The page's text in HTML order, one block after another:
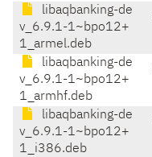
libaqbanking-de
v_6.9.1-1~bpo12+
1_armel.deb
libaqbanking-de
v_6.9.1-1~bpo12+
1_armhf.deb
libaqbanking-de
v_6.9.1-1~bpo12+
1_i386.deb